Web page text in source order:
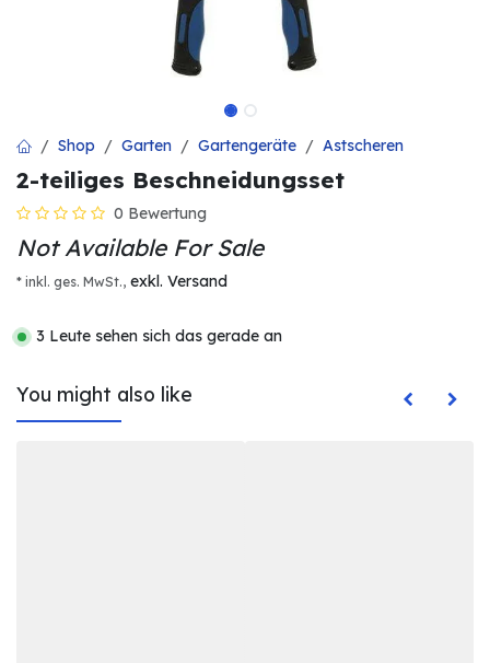
Shop Garten Gartengeräte Astscheren
2-teiliges Beschneidungsset
0 Bewertung
Not Available For Sale
* inkl. ges. MwSt., exkl. Versand
3 Leute sehen sich das gerade an
You might also like